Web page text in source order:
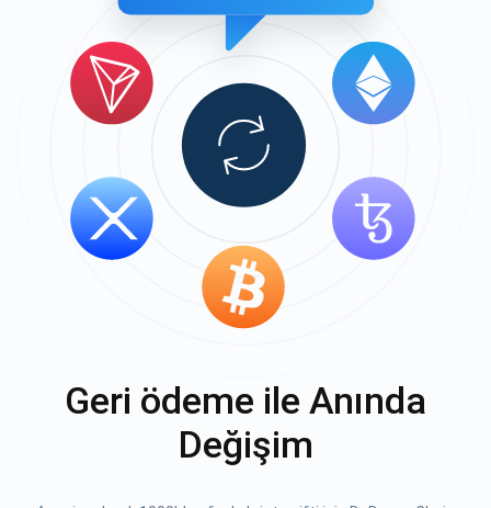
Geri ödeme ile Anında
Değişim